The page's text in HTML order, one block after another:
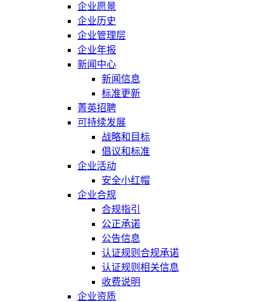
企业愿景
企业历史
企业管理层
企业年报
新闻中心
新闻信息
标准更新
菁英招聘
可持续发展
战略和目标
倡议和标准
企业活动
安全小红帽
企业合规
合规指引
公正承诺
公告信息
认证规则合规承诺
认证规则相关信息
收费说明
企业资质